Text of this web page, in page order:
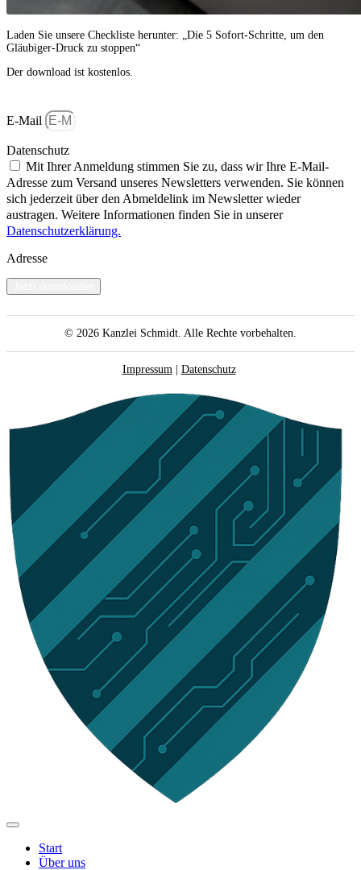
Laden Sie unsere Checkliste herunter: „Die 5 Sofort-Schritte, um den
Gläubiger-Druck zu stoppen“
Der download ist kostenlos.
E-Mail
Datenschutz
Mit Ihrer Anmeldung stimmen Sie zu, dass wir Ihre E-Mail-
Adresse zum Versand unseres Newsletters verwenden. Sie können
sich jederzeit über den Abmeldelink im Newsletter wieder
austragen. Weitere Informationen finden Sie in unserer
Datenschutzerklärung.
Adresse
© 2026 Kanzlei Schmidt. Alle Rechte vorbehalten.
Impressum Datenschutz
Start
Über uns